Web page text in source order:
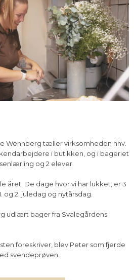
Wennberg tæller virksomheden hhv.
i butikken, og i bageriet
og 2 elever.
året. De dage hvor vi har lukket, er 3
og 2. juledag og nytårsdag.
udlært bager fra Svalegårdens
foreskriver, blev Peter som fjerde
svendeprøven.